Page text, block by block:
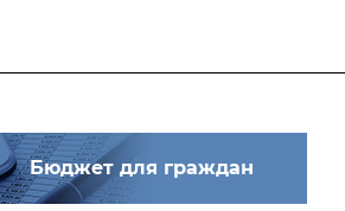
Бюджет для граждан